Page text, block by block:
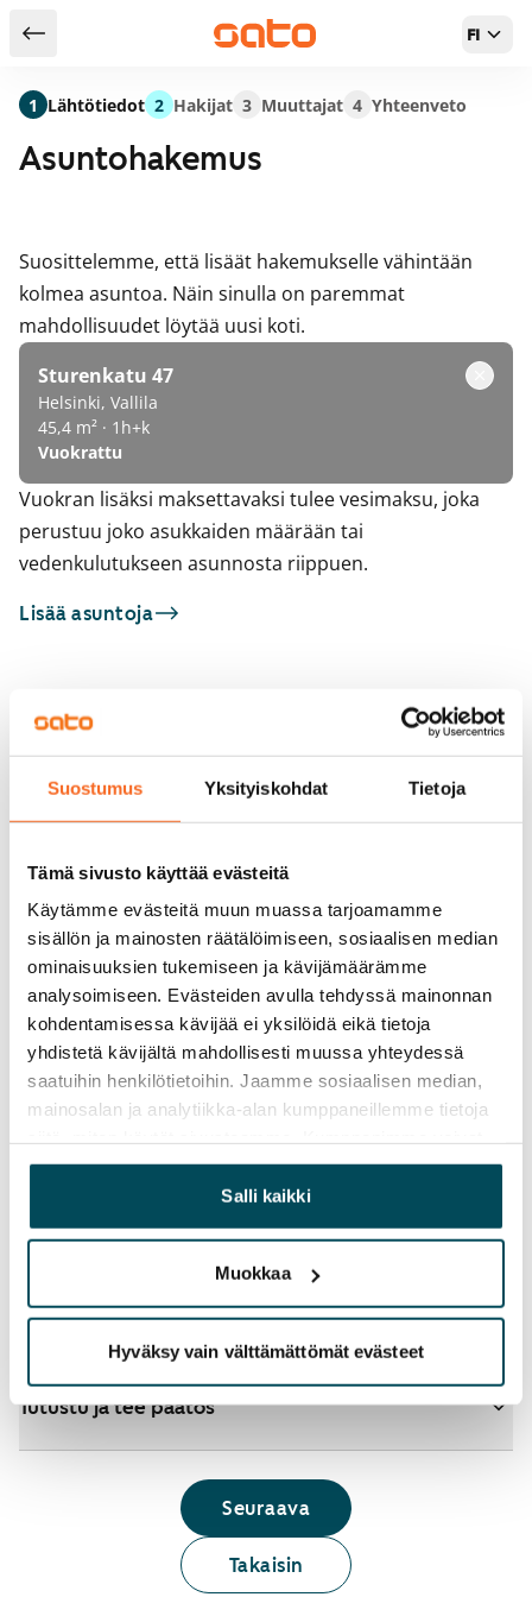
Suostumus Yksityiskohdat Tietoja
Tämä sivusto käyttää evästeitä
Käytämme evästeitä muun muassa tarjoamamme
sisällön ja mainosten räätälöimiseen, sosiaalisen median
ominaisuuksien tukemiseen ja kävijämäärämme
analysoimiseen. Evästeiden avulla tehdyssä mainonnan
kohdentamisessa kävijää ei yksilöidä eikä tietoja
yhdistetä kävijältä mahdollisesti muussa yhteydessä
saatuihin henkilötietoihin. Jaamme sosiaalisen median,
mainosalan ja analytiikka-alan kumppaneillemme tietoja
yhdistää näitä tietoja muihin tietoihin, joita olet antanut
heille tai joita on kerätty, kun olet käyttänyt heidän
palvelujaan.
Salli kaikki
Muokkaa
Hyväksy vain välttämättömät evästeet
Takaisin hakutuloksiin FI
Asuntohakemus
Suosittelemme, että lisäät hakemukselle vähintään
kolmea asuntoa. Näin sinulla on paremmat
mahdollisuudet löytää uusi koti.
Sturenkatu 47
Helsinki, Vallila
45,4 m² · 1h+k
Vuokrattu
Vuokran lisäksi maksettavaksi tulee vesimaksu, joka
perustuu joko asukkaiden määrään tai
vedenkulutukseen asunnosta riippuen.
Lisää asuntoja
Sinua saattaisi kiinnostaa myös
Kulmavuorenkatu 6
Vapautumassa 1.9.
Hakaniemenkatu 9
Katso tarkemmat ohjeet
Lisää koteja hakemukselle
Tunnistaudu ja hae
Tutustu ja tee päätös
Takaisin
Seuraava
1 Lähtötiedot 2 Hakijat 3 Muuttajat 4 Yhteenveto